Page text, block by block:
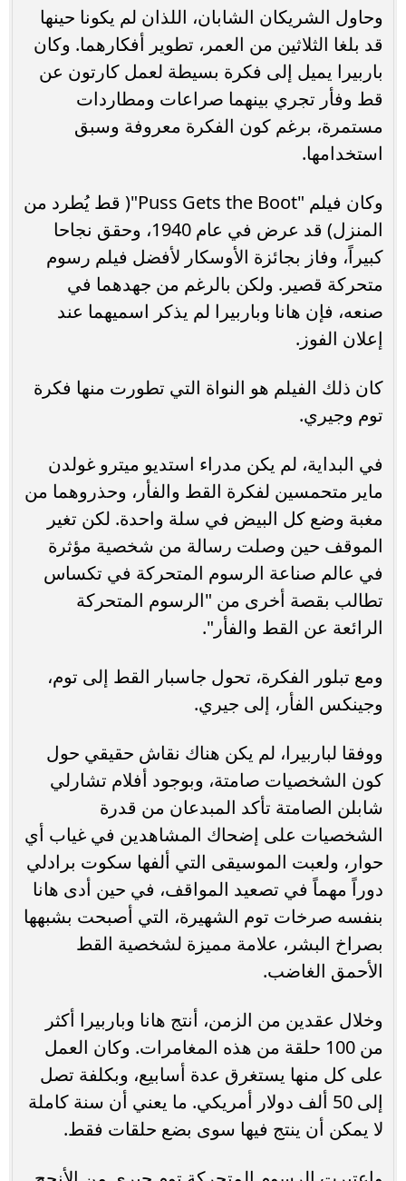
وحاول الشريكان الشابان، اللذان لم يكونا حينها
قد بلغا الثلاثين من العمر، تطوير أفكارهما. وكان
باربيرا يميل إلى فكرة بسيطة لعمل كارتون عن
قط وفأر تجري بينهما صراعات ومطاردات
مستمرة، برغم كون الفكرة معروفة وسبق
استخدامها.
وكان فيلم "Puss Gets the Boot"( قط يُطرد من
المنزل) قد عرض في عام 1940، وحقق نجاحا
كبيراً، وفاز بجائزة الأوسكار لأفضل فيلم رسوم
متحركة قصير. ولكن بالرغم من جهدهما في
صنعه، فإن هانا وباربيرا لم يذكر اسميهما عند
إعلان الفوز.
كان ذلك الفيلم هو النواة التي تطورت منها فكرة
توم وجيري.
في البداية، لم يكن مدراء استديو ميترو غولدن
ماير متحمسين لفكرة القط والفأر، وحذروهما من
مغبة وضع كل البيض في سلة واحدة. لكن تغير
الموقف حين وصلت رسالة من شخصية مؤثرة
في عالم صناعة الرسوم المتحركة في تكساس
تطالب بقصة أخرى من "الرسوم المتحركة
الرائعة عن القط والفأر".
ومع تبلور الفكرة، تحول جاسبار القط إلى توم،
وجينكس الفأر، إلى جيري.
ووفقا لباربيرا، لم يكن هناك نقاش حقيقي حول
كون الشخصيات صامتة، وبوجود أفلام تشارلي
شابلن الصامتة تأكد المبدعان من قدرة
الشخصيات على إضحاك المشاهدين في غياب أي
حوار، ولعبت الموسيقى التي ألفها سكوت برادلي
دوراً مهماً في تصعيد المواقف، في حين أدى هانا
بنفسه صرخات توم الشهيرة، التي أصبحت بشبهها
بصراخ البشر، علامة مميزة لشخصية القط
الأحمق الغاضب.
وخلال عقدين من الزمن، أنتج هانا وباربيرا أكثر
من 100 حلقة من هذه المغامرات. وكان العمل
على كل منها يستغرق عدة أسابيع، وبكلفة تصل
إلى 50 ألف دولار أمريكي. ما يعني أن سنة كاملة
لا يمكن أن ينتج فيها سوى بضع حلقات فقط.